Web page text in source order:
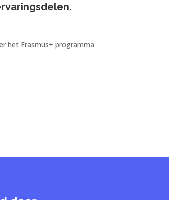
het Erasmus+ programma